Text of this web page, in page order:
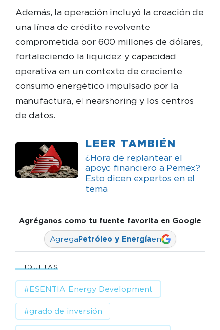
Además, la operación incluyó la creación de
una línea de crédito revolvente
comprometida por 600 millones de dólares,
fortaleciendo la liquidez y capacidad
operativa en un contexto de creciente
consumo energético impulsado por la
manufactura, el nearshoring y los centros
de datos.
LEER TAMBIÉN
¿Hora de replantear el
apoyo financiero a Pemex?
Esto dicen expertos en el
tema
Agréganos como tu fuente favorita en Google
Agrega Petróleo y Energíaen
ETIQUETAS
#ESENTIA Energy Development
#grado de inversión